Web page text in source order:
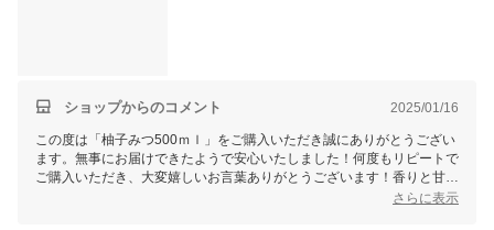
ショップからのコメント 2025/01/16
この度は「柚子みつ500ｍｌ」をご購入いただき誠にありがとうござい
ます。無事にお届けできたようで安心いたしました！何度もリピートで
ご購入いただき、大変嬉しいお言葉ありがとうございます！香りと甘
み・酸味、ほろ苦さのバランスが絶妙の美味しさですよね♪炭酸割り、
さらに表示